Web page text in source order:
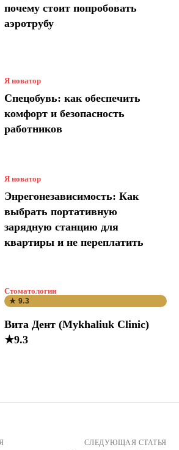
почему стоит попробовать
аэротрубу
Я новатор
Спецобувь: как обеспечить
комфорт и безопасность
работников
Я новатор
Энрегонезависимость: Как
выбрать портативную
зарядную станцию для
квартиры и не переплатить
Стоматологии
★ 9.3
Вита Дент (Mykhaliuk Clinic)
★9.3
СЛЕДУЮЩАЯ СТАТЬЯ